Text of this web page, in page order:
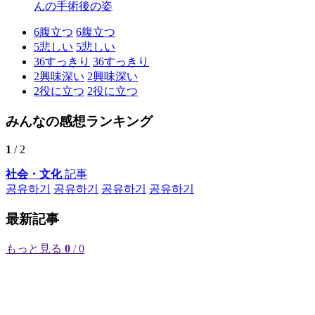
んの手術後の姿
6腹立つ 6腹立つ
5悲しい 5悲しい
36すっきり 36すっきり
2興味深い 2興味深い
2役に立つ 2役に立つ
みんなの感想ランキング
1 / 2
社会・文化記事
공유하기
공유하기 공유하기 공유하기
最新記事
もっと見る 0 / 0